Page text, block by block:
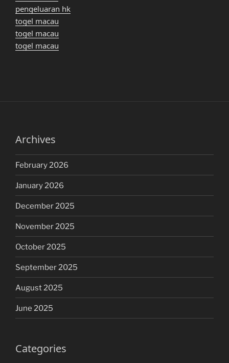
pengeluaran hk
togel macau
togel macau
togel macau
Archives
February 2026
January 2026
December 2025
November 2025
October 2025
September 2025
August 2025
June 2025
Categories